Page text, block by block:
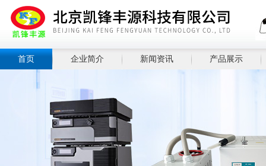
首页 企业简介 新闻资讯 产品展示